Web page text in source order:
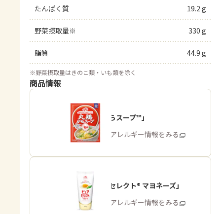
たんぱく質 19.2 g
野菜摂取量※ 330 g
脂質 44.9 g
※野菜摂取量はきのこ類・いも類を除く
商品情報
「丸鶏がらスープ™」
商品・アレルギー情報をみる
「ピュアセレクト® マヨネーズ」
商品・アレルギー情報をみる